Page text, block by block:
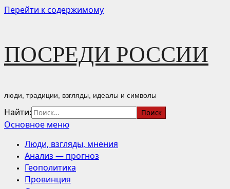
Перейти к содержимому
ПОСРЕДИ РОССИИ
люди, традиции, взгляды, идеалы и символы
Найти:
Основное меню
Люди, взгляды, мнения
Анализ — прогноз
Геополитика
Провинция